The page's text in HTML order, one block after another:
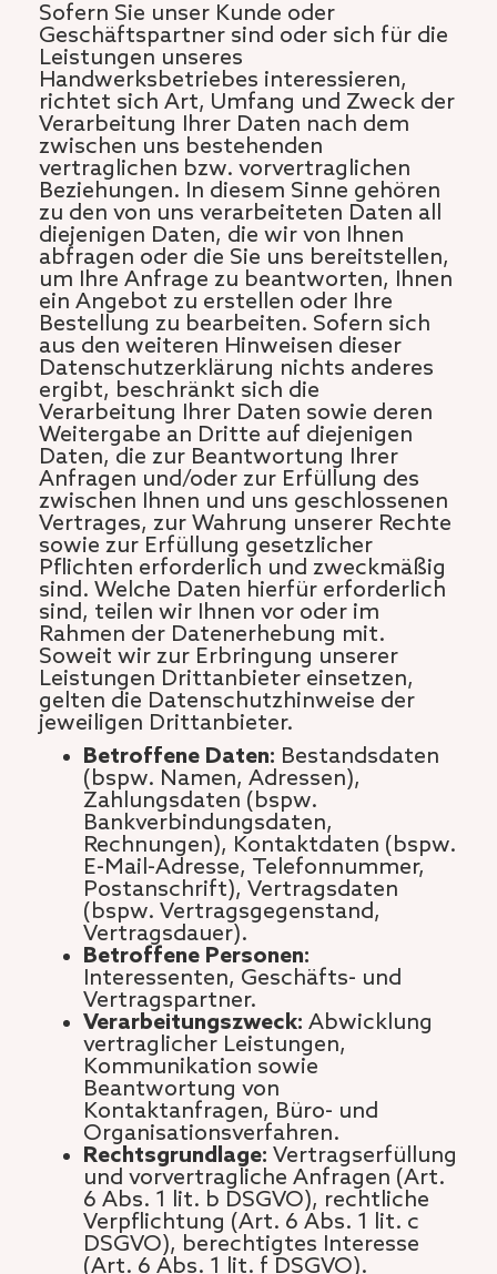
Sofern Sie unser Kunde oder
Geschäftspartner sind oder sich für die
Leistungen unseres
Handwerksbetriebes interessieren,
richtet sich Art, Umfang und Zweck der
Verarbeitung Ihrer Daten nach dem
zwischen uns bestehenden
vertraglichen bzw. vorvertraglichen
Beziehungen. In diesem Sinne gehören
zu den von uns verarbeiteten Daten all
diejenigen Daten, die wir von Ihnen
abfragen oder die Sie uns bereitstellen,
um Ihre Anfrage zu beantworten, Ihnen
ein Angebot zu erstellen oder Ihre
Bestellung zu bearbeiten. Sofern sich
aus den weiteren Hinweisen dieser
Datenschutzerklärung nichts anderes
ergibt, beschränkt sich die
Verarbeitung Ihrer Daten sowie deren
Weitergabe an Dritte auf diejenigen
Daten, die zur Beantwortung Ihrer
Anfragen und/oder zur Erfüllung des
zwischen Ihnen und uns geschlossenen
Vertrages, zur Wahrung unserer Rechte
sowie zur Erfüllung gesetzlicher
Pflichten erforderlich und zweckmäßig
sind. Welche Daten hierfür erforderlich
sind, teilen wir Ihnen vor oder im
Rahmen der Datenerhebung mit.
Soweit wir zur Erbringung unserer
Leistungen Drittanbieter einsetzen,
gelten die Datenschutzhinweise der
jeweiligen Drittanbieter.
Betroffene Daten: Bestandsdaten
(bspw. Namen, Adressen),
Zahlungsdaten (bspw.
Bankverbindungsdaten,
Rechnungen), Kontaktdaten (bspw.
E-Mail-Adresse, Telefonnummer,
Postanschrift), Vertragsdaten
(bspw. Vertragsgegenstand,
Vertragsdauer).
Betroffene Personen:
Interessenten, Geschäfts- und
Vertragspartner.
Verarbeitungszweck: Abwicklung
vertraglicher Leistungen,
Kommunikation sowie
Beantwortung von
Kontaktanfragen, Büro- und
Organisationsverfahren.
Rechtsgrundlage: Vertragserfüllung
und vorvertragliche Anfragen (Art.
6 Abs. 1 lit. b DSGVO), rechtliche
Verpflichtung (Art. 6 Abs. 1 lit. c
DSGVO), berechtigtes Interesse
(Art. 6 Abs. 1 lit. f DSGVO).